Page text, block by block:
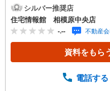
さい。【営業時間
合は営業いたします）
わせは上記時間内です
タッフ一同お客様のお
宅ローン相談会】開
購入の際にかかる諸
気軽にご相談くださ
シルバー推奨店
住宅情報館 相模原中央店
-.-- 不動産
資料をもら
電話する